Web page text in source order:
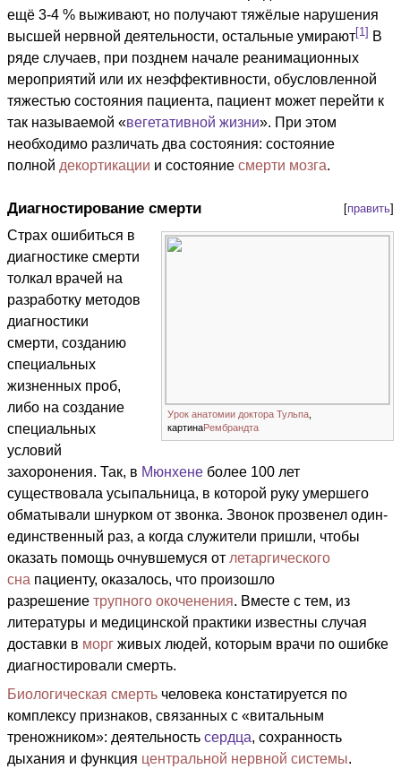
ещё 3-4 % выживают, но получают тяжёлые нарушения
высшей нервной деятельности, остальные умирают[1] В
ряде случаев, при позднем начале реанимационных
мероприятий или их неэффективности, обусловленной
тяжестью состояния пациента, пациент может перейти к
так называемой «вегетативной жизни». При этом
необходимо различать два состояния: состояние
полной декортикации и состояние смерти мозга.
[править]
Диагностирование смерти
Урок анатомии доктора Тульпа
картинаРембрандта
Страх ошибиться в
диагностике смерти
толкал врачей на
разработку методов
диагностики
смерти, созданию
специальных
жизненных проб,
либо на создание
специальных
условий
захоронения. Так, в Мюнхене более 100 лет
существовала усыпальница, в которой руку умершего
обматывали шнурком от звонка. Звонок прозвенел один-
единственный раз, а когда служители пришли, чтобы
оказать помощь очнувшемуся от летаргического
сна пациенту, оказалось, что произошло
разрешение трупного окоченения. Вместе с тем, из
литературы и медицинской практики известны случая
доставки в морг живых людей, которым врачи по ошибке
диагностировали смерть.
Биологическая смерть человека констатируется по
комплексу признаков, связанных с «витальным
треножником»: деятельность сердца, сохранность
дыхания и функция центральной нервной системы.